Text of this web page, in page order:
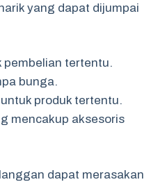
yang dapat dijumpai
pembelian tertentu.
bunga.
produk tertentu.
mencakup aksesoris
dapat merasakan